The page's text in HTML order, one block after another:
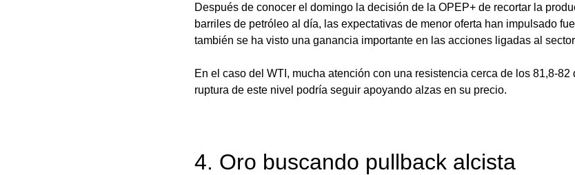
Después de conocer el domingo la decisión de la OPEP+ de recortar la
barriles de petróleo al día, las expectativas de menor oferta han impulsado
también se ha visto una ganancia importante en las acciones ligadas al
En el caso del WTI, mucha atención con una resistencia cerca de los 81,8-
ruptura de este nivel podría seguir apoyando alzas en su precio.
4. Oro buscando pullback alcista